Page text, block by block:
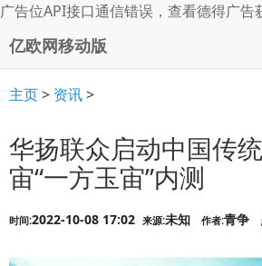
广告位API接口通信错误，查看德得广告
亿欧网移动版
主页> 资讯>
华扬联众启动中国传
宙“一方玉宙”内测
时间:2022-10-08 17:02 来源:未知 作者:青争